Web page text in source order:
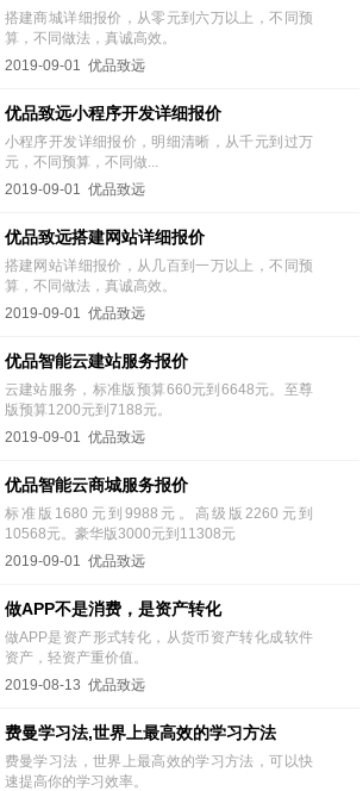
搭建商城详细报价，从零元到六万以上，不同预
算，不同做法，真诚高效。
2019-09-01 优品致远
优品致远小程序开发详细报价
小程序开发详细报价，明细清晰，从千元到过万
元，不同预算，不同做...
2019-09-01 优品致远
优品致远搭建网站详细报价
搭建网站详细报价，从几百到一万以上，不同预
算，不同做法，真诚高效。
2019-09-01 优品致远
优品智能云建站服务报价
云建站服务，标准版预算660元到6648元。至尊
版预算1200元到7188元。
2019-09-01 优品致远
优品智能云商城服务报价
标准版1680元到9988元。高级版2260元到
10568元。豪华版3000元到11308元
2019-09-01 优品致远
做APP不是消费，是资产转化
做APP是资产形式转化，从货币资产转化成软件
资产，轻资产重价值。
2019-08-13 优品致远
费曼学习法,世界上最高效的学习方法
费曼学习法，世界上最高效的学习方法，可以快
速提高你的学习效率。